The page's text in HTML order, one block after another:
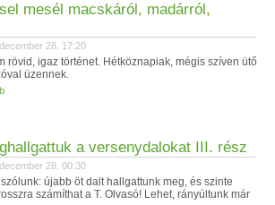
mesél macskáról, madárról,
28. 17:20
rövid, igaz történet. Hétköznapiak, mégis szíven ütő
üzennek.
a versenydalokat III. rész
28. 00:30
újabb öt dalt hallgattunk meg, és szinte
számíthat a T. Olvasó! Lehet, rányúltunk már